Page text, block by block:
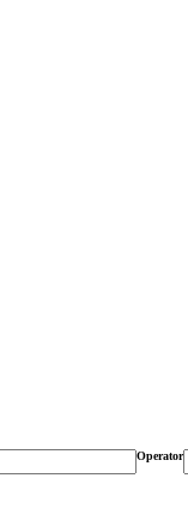
Operator